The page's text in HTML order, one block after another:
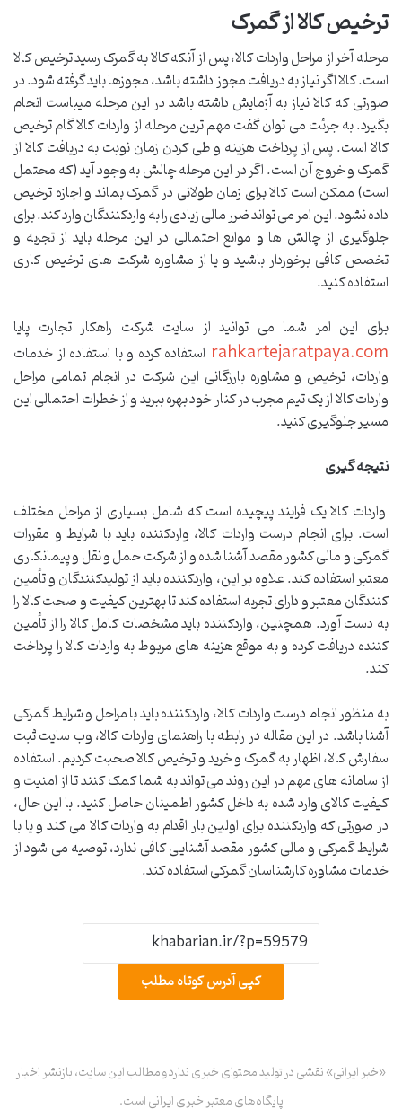
ترخیص کالا از گمرک
مرحله آخر از مراحل واردات کالا، پس از آنکه کالا به گمرک رسید ترخیص کالا
است. کالا اگر نیاز به دریافت مجوز داشته باشد، مجوزها باید گرفته شود. در
صورتی که کالا نیاز به آزمایش داشته باشد در این مرحله میباست انحام
بگیرد. به جرئت می توان گفت مهم ترین مرحله از واردات کالا گام ترخیص
کالا است. پس از پرداخت هزینه و طی کردن زمان نوبت به دریافت کالا از
گمرک و خروج آن است. اگر در این مرحله چالش به وجود آید (که محتمل
است) ممکن است کالا برای زمان طولانی در گمرک بماند و اجازه ترخیص
داده نشود. این امر می تواند ضرر مالی زیادی را به واردکنندگان وارد کند. برای
جلوگیری از چالش ها و موانع احتمالی در این مرحله باید از تجربه و
تخصص کافی برخوردار باشید و یا از مشاوره شرکت های ترخیص کاری
استفاده کنید.
برای این امر شما می توانید از سایت شرکت راهکار تجارت پایا
rahkartejaratpaya.com استفاده کرده و با استفاده از خدمات
واردات، ترخیص و مشاوره بارزگانی این شرکت در انجام تمامی مراحل
واردات کالا از یک تیم مجرب در کنار خود بهره ببرید و از خطرات احتمالی این
مسیر جلوگیری کنید.
نتیجه گیری
واردات کالا یک فرایند پیچیده است که شامل بسیاری از مراحل مختلف
است. برای انجام درست واردات کالا، واردکننده باید با شرایط و مقررات
گمرکی و مالی کشور مقصد آشنا شده و از شرکت حمل و نقل و پیمانکاری
معتبر استفاده کند. علاوه بر این، واردکننده باید از تولیدکنندگان و تأمین
کنندگان معتبر و دارای تجربه استفاده کند تا بهترین کیفیت و صحت کالا را
به دست آورد. همچنین، واردکننده باید مشخصات کامل کالا را از تأمین
کننده دریافت کرده و به موقع هزینه های مربوط به واردات کالا را پرداخت
کند.
به منظور انجام درست واردات کالا، واردکننده باید با مراحل و شرایط گمرکی
آشنا باشد. در این مقاله در رابطه با راهنمای واردات کالا، وب سایت ثبت
سفارش کالا، اظهار به گمرک و خرید و ترخیص کالا صحبت کردیم. استفاده
از سامانه های مهم در این روند می تواند به شما کمک کنند تا از امنیت و
کیفیت کالای وارد شده به داخل کشور اطمینان حاصل کنید. با این حال،
در صورتی که واردکننده برای اولین بار اقدام به واردات کالا می کند و یا با
شرایط گمرکی و مالی کشور مقصد آشنایی کافی ندارد، توصیه می شود از
خدمات مشاوره کارشناسان گمرکی استفاده کند.
کپی آدرس کوتاه مطلب
«خبر ایرانی» نقشی در تولید محتوای خبری ندارد و مطالب این سایت، بازنشر اخبار
پایگاه‌های معتبر خبری ایرانی است.